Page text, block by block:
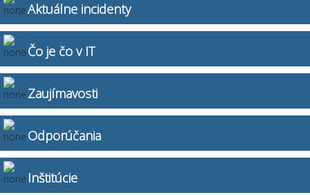
Aktuálne incidenty
Čo je čo v IT
Zaujímavosti
Odporúčania
Inštitúcie